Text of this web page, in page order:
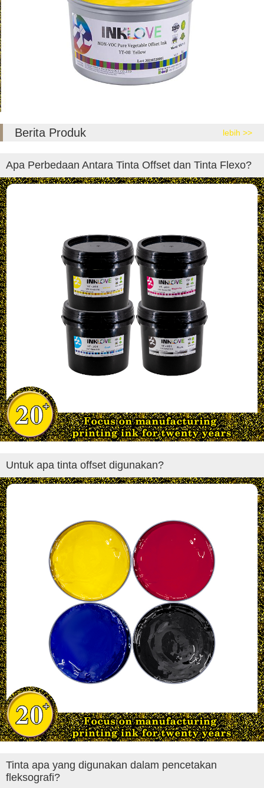
Berita Produk lebih >>
Apa Perbedaan Antara Tinta Offset dan Tinta Flexo?
Untuk apa tinta offset digunakan?
Tinta apa yang digunakan dalam pencetakan
fleksografi?